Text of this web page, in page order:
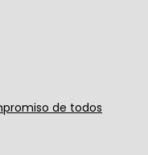
de todos